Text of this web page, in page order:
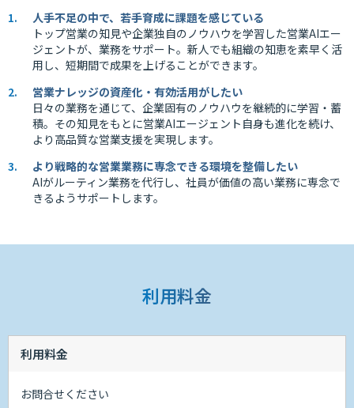
人手不足の中で、若手育成に課題を感じている
トップ営業の知見や企業独自のノウハウを学習した営業AIエー
ジェントが、業務をサポート。新人でも組織の知恵を素早く活
用し、短期間で成果を上げることができます。
営業ナレッジの資産化・有効活用がしたい
日々の業務を通じて、企業固有のノウハウを継続的に学習・蓄
積。その知見をもとに営業AIエージェント自身も進化を続け、
より高品質な営業支援を実現します。
より戦略的な営業業務に専念できる環境を整備したい
AIがルーティン業務を代行し、社員が価値の高い業務に専念で
きるようサポートします。
利用料金
利用料金
お問合せください